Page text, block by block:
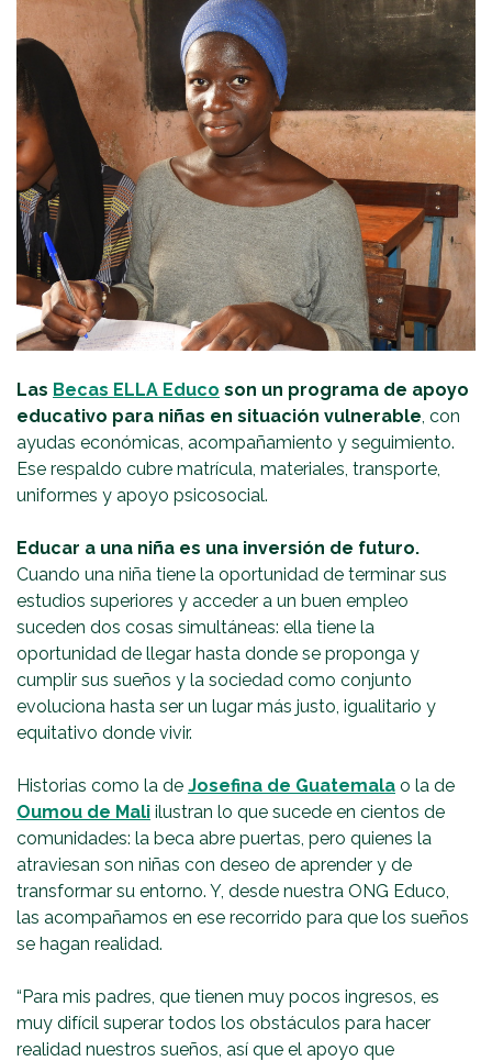
Las Becas ELLA Educo son un programa de apoyo
educativo para niñas en situación vulnerable, con
ayudas económicas, acompañamiento y seguimiento.
Ese respaldo cubre matrícula, materiales, transporte,
uniformes y apoyo psicosocial.
Educar a una niña es una inversión de futuro.
Cuando una niña tiene la oportunidad de terminar sus
estudios superiores y acceder a un buen empleo
suceden dos cosas simultáneas: ella tiene la
oportunidad de llegar hasta donde se proponga y
cumplir sus sueños y la sociedad como conjunto
evoluciona hasta ser un lugar más justo, igualitario y
equitativo donde vivir.
Historias como la de Josefina de Guatemala o la de
Oumou de Mali ilustran lo que sucede en cientos de
comunidades: la beca abre puertas, pero quienes la
atraviesan son niñas con deseo de aprender y de
transformar su entorno. Y, desde nuestra ONG Educo,
las acompañamos en ese recorrido para que los sueños
se hagan realidad.
“Para mis padres, que tienen muy pocos ingresos, es
muy difícil superar todos los obstáculos para hacer
realidad nuestros sueños, así que el apoyo que